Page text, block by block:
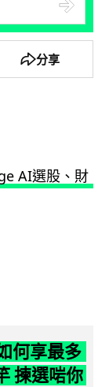
分享
何享最多
揀選啱你